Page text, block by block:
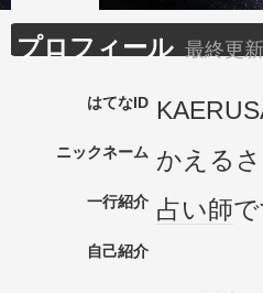
プロフィール 最終更
はてなID
ニックネーム かえる
一行紹介 占い師
自己紹介